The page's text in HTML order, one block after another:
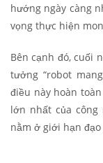
hướng ngày càng
vọng thực hiện
Bên cạnh đó, cuối
tưởng “robot
điều này hoàn
lớn nhất của
nằm ở giới hạn đạo